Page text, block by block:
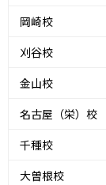
岡崎校
刈谷校
金山校
名古屋（栄）校
千種校
大曽根校